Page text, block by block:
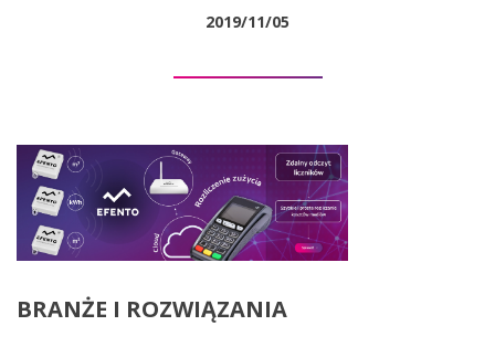
2019/11/05
BRANŻE I ROZWIĄZANIA